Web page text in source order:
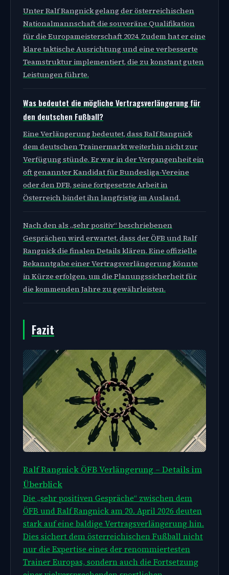
Unter Ralf Rangnick gelang der österreichischen
Nationalmannschaft die souveräne Qualifikation
für die Europameisterschaft 2024. Zudem hat er eine
klare taktische Ausrichtung und eine verbesserte
Teamstruktur implementiert, die zu konstant guten
Leistungen führte.
Was bedeutet die mögliche Vertragsverlängerung für
den deutschen Fußball?
Eine Verlängerung bedeutet, dass Ralf Rangnick
dem deutschen Trainermarkt weiterhin nicht zur
Verfügung stünde. Er war in der Vergangenheit ein
oft genannter Kandidat für Bundesliga-Vereine
oder den DFB, seine fortgesetzte Arbeit in
Österreich bindet ihn langfristig im Ausland.
Nach den als „sehr positiv“ beschriebenen
Gesprächen wird erwartet, dass der ÖFB und Ralf
Rangnick die finalen Details klären. Eine offizielle
Bekanntgabe einer Vertragsverlängerung könnte
in Kürze erfolgen, um die Planungssicherheit für
die kommenden Jahre zu gewährleisten.
Fazit
Ralf Rangnick ÖFB Verlängerung – Details im
Überblick
Die „sehr positiven Gespräche“ zwischen dem
ÖFB und Ralf Rangnick am 20. April 2026 deuten
stark auf eine baldige Vertragsverlängerung hin.
Dies sichert dem österreichischen Fußball nicht
nur die Expertise eines der renommiertesten
Trainer Europas, sondern auch die Fortsetzung